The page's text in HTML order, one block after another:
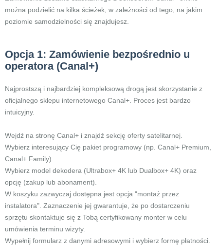
można podzielić na kilka ścieżek, w zależności od tego, na jakim
poziomie samodzielności się znajdujesz.
Opcja 1: Zamówienie bezpośrednio u
operatora (Canal+)
Najprostszą i najbardziej kompleksową drogą jest skorzystanie z
oficjalnego sklepu internetowego Canal+. Proces jest bardzo
intuicyjny.
Wejdź na stronę Canal+ i znajdź sekcję oferty satelitarnej.
Wybierz interesujący Cię pakiet programowy (np. Canal+ Premium,
Canal+ Family).
Wybierz model dekodera (Ultrabox+ 4K lub Dualbox+ 4K) oraz
opcję (zakup lub abonament).
W koszyku zazwyczaj dostępna jest opcja "montaż przez
instalatora". Zaznaczenie jej gwarantuje, że po dostarczeniu
sprzętu skontaktuje się z Tobą certyfikowany monter w celu
umówienia terminu wizyty.
Wypełnij formularz z danymi adresowymi i wybierz formę płatności.